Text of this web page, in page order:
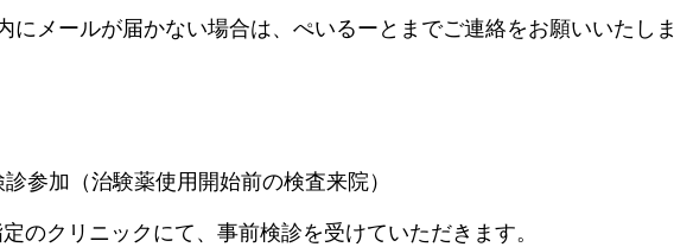
にメールが届かない場合は、ぺいるーとまでご連絡をお願いいたし
参加（治験薬使用開始前の検査来院）
のクリニックにて、事前検診を受けていただきます。